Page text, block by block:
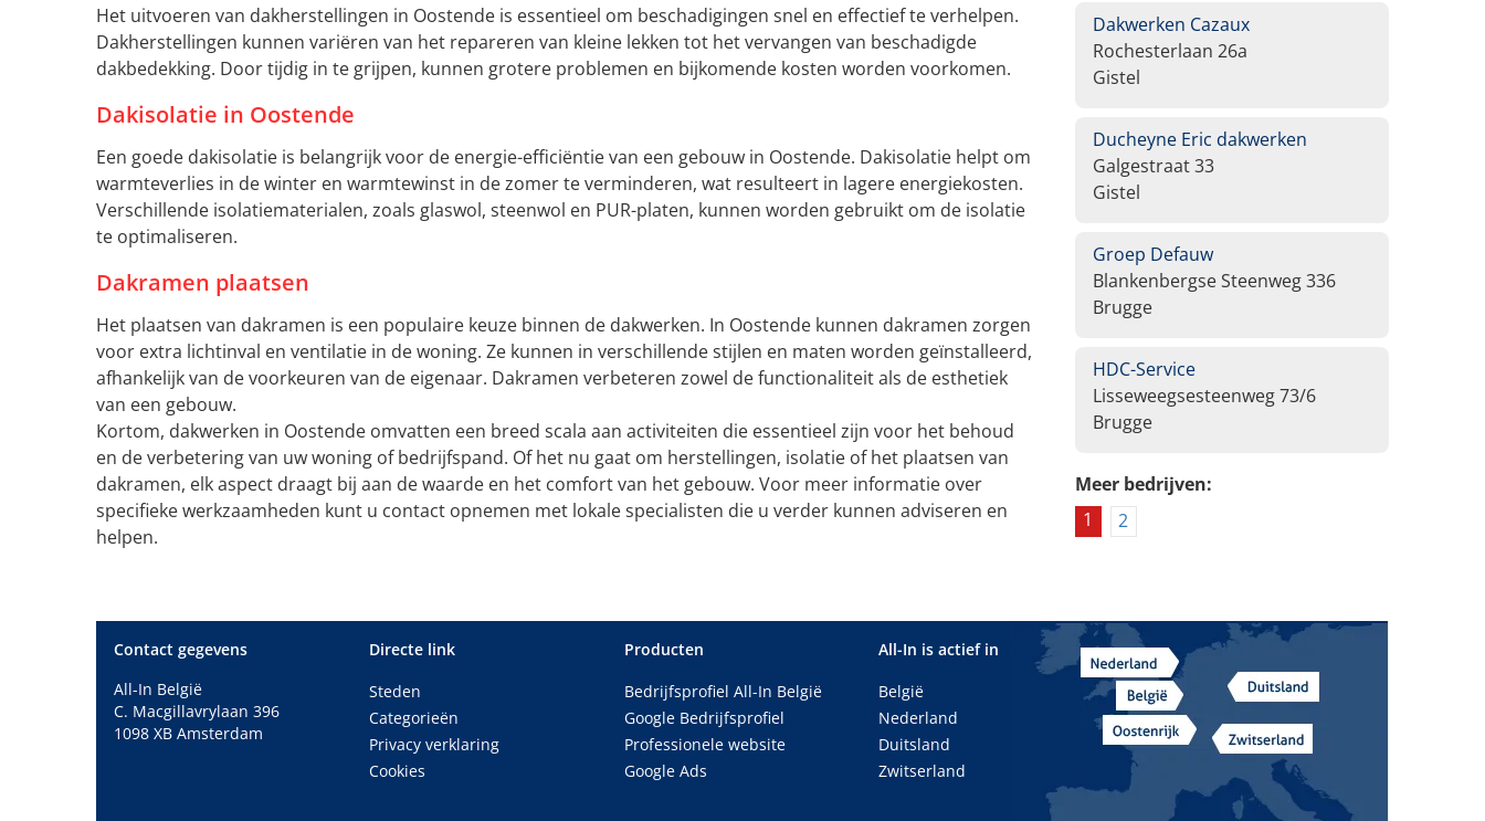
Het uitvoeren van dakherstellingen in Oostende is essentieel om beschadigingen snel en effectief te verhelpen.
Dakherstellingen kunnen variëren van het repareren van kleine lekken tot het vervangen van beschadigde
dakbedekking. Door tijdig in te grijpen, kunnen grotere problemen en bijkomende kosten worden voorkomen.
Dakisolatie in Oostende
Een goede dakisolatie is belangrijk voor de energie-efficiëntie van een gebouw in Oostende. Dakisolatie helpt om
warmteverlies in de winter en warmtewinst in de zomer te verminderen, wat resulteert in lagere energiekosten.
Verschillende isolatiematerialen, zoals glaswol, steenwol en PUR-platen, kunnen worden gebruikt om de isolatie
te optimaliseren.
Dakramen plaatsen
Het plaatsen van dakramen is een populaire keuze binnen de dakwerken. In Oostende kunnen dakramen zorgen
voor extra lichtinval en ventilatie in de woning. Ze kunnen in verschillende stijlen en maten worden geïnstalleerd,
afhankelijk van de voorkeuren van de eigenaar. Dakramen verbeteren zowel de functionaliteit als de esthetiek
van een gebouw.
Kortom, dakwerken in Oostende omvatten een breed scala aan activiteiten die essentieel zijn voor het behoud
en de verbetering van uw woning of bedrijfspand. Of het nu gaat om herstellingen, isolatie of het plaatsen van
dakramen, elk aspect draagt bij aan de waarde en het comfort van het gebouw. Voor meer informatie over
specifieke werkzaamheden kunt u contact opnemen met lokale specialisten die u verder kunnen adviseren en
helpen.
Dakwerken Cazaux
Rochesterlaan 26a
Gistel
Ducheyne Eric dakwerken
Galgestraat 33
Gistel
Groep Defauw
Blankenbergse Steenweg 336
Brugge
HDC-Service
Lisseweegsesteenweg 73/6
Brugge
Meer bedrijven:
1
2
Contact gegevens
All-In België
C. Macgillavrylaan 396
1098 XB Amsterdam
Directe link
Steden
Categorieën
Privacy verklaring
Cookies
Producten
Bedrijfsprofiel All-In België
Google Bedrijfsprofiel
Professionele website
Google Ads
All-In is actief in
België
Nederland
Duitsland
Zwitserland